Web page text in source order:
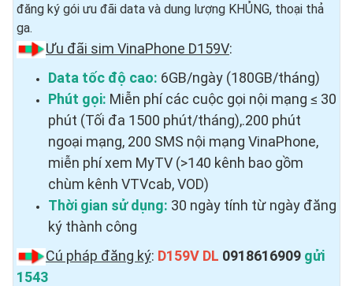
đăng ký gói ưu đãi data và dung lượng KHỦNG, thoại thả
ga.
Ưu đãi sim VinaPhone D159V:
Data tốc độ cao: 6GB/ngày (180GB/tháng)
Phút gọi: Miễn phí các cuộc gọi nội mạng ≤ 30
phút (Tối đa 1500 phút/tháng),.200 phút
ngoại mạng, 200 SMS nội mạng VinaPhone,
miễn phí xem MyTV (>140 kênh bao gồm
chùm kênh VTVcab, VOD)
Thời gian sử dụng: 30 ngày tính từ ngày đăng
ký thành công
Cú pháp đăng ký: D159V DL 0918616909 gửi
1543